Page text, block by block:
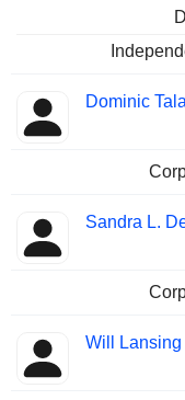
Dominic
Sandra L.
Will Lansing